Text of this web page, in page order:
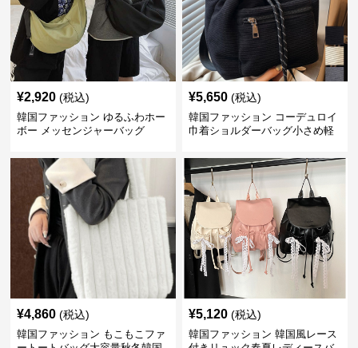
¥2,920 (税込)
韓国ファッション ゆるふわホー
ボー メッセンジャーバッグ
¥5,650 (税込)
韓国ファッション コーデュロイ
巾着ショルダーバッグ小さめ軽
¥4,860 (税込)
韓国ファッション もこもこファ
¥5,120 (税込)
韓国ファッション 韓国風レース